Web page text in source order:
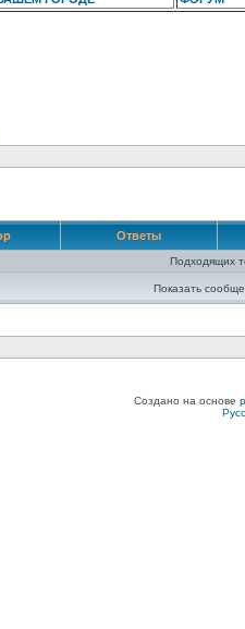
Ответы
Подходящих
Показать
Создано на основе